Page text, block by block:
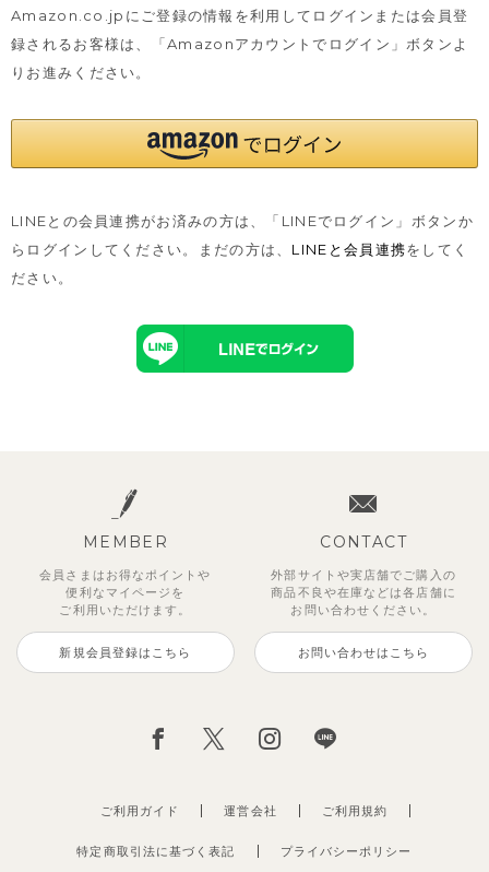
Amazon.co.jpにご登録の情報を利用してログインまたは会員登
録されるお客様は、
「Amazonアカウントでログイン」ボタンよ
りお進みください。
LINEとの会員連携がお済みの方は、「LINEでログイン」ボタンか
らログインしてください。まだの方は、 LINEと会員連携をしてく
ださい。
MEMBER
会員さまはお得なポイントや
便利な マイページを
ご利用いただけます。
新規会員登録はこちら
CONTACT
外部サイトや実店舗でご購入の
商品不良や在庫などは各店舗に
お問い合わせください。
お問い合わせはこちら
ご利用ガイド 運営会社
特定商取引法に基づく表記 プライバシーポリシー
ご利用規約